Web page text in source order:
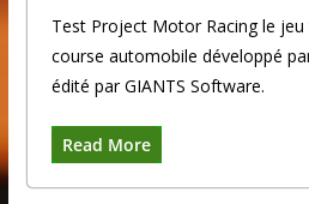
Test Project Motor Racing le
course automobile développé
édité par GIANTS Software.
Read More